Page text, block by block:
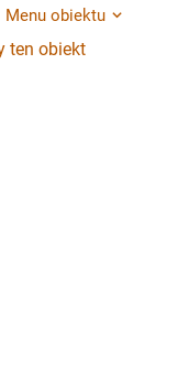
Menu obiektu
ten obiekt